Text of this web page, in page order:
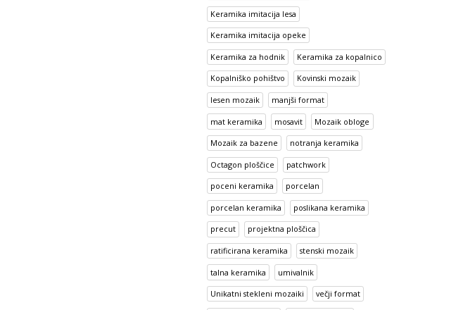
Keramika imitacija lesa
Keramika imitacija opeke
Keramika za hodnik Keramika za kopalnico
Kopalniško pohištvo Kovinski mozaik
lesen mozaik manjši format
mat keramika mosavit Mozaik obloge
Mozaik za bazene notranja keramika
Octagon ploščice patchwork
poceni keramika porcelan
porcelan keramika poslikana keramika
precut projektna ploščica
ratificirana keramika stenski mozaik
talna keramika umivalnik
Unikatni stekleni mozaiki večji format